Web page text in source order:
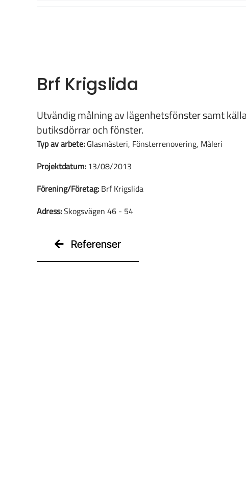
Brf Krigslida
Utvändig målning av lägenhetsfönster samt
butiksdörrar och fönster.
Typ av arbete:Glasmästeri, Fönsterrenovering, Måleri
Projektdatum:13/08/2013
Förening/Företag:Brf Krigslida
Adress:Skogsvägen 46 - 54
Referenser